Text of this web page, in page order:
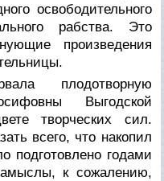
освободительного
рабства. Это
произведения
плодотворную
Выгодской
творческих сил.
всего, что накопил
подготовлено годами
к сожалению,